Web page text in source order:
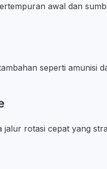
awal dan
seperti amunisi
rotasi cepat yang